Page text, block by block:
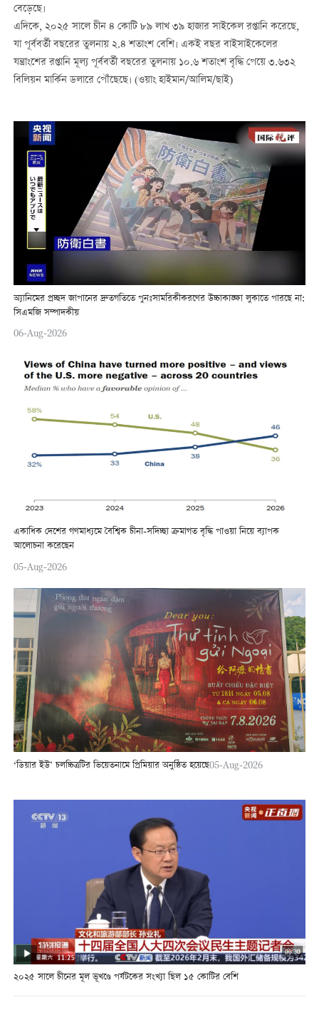
বেড়েছে।
এদিকে, ২০২৫ সালে চীন ৪ কোটি ৮৯ লাখ ৩৯ হাজার সাইকেল রপ্তানি করেছে,
যা পূর্ববর্তী বছরের তুলনায় ২.৪ শতাংশ বেশি। একই বছর বাইসাইকেলের
যন্ত্রাংশের রপ্তানি মূল্য পূর্ববর্তী বছরের তুলনায় ১০.৬ শতাংশ বৃদ্ধি পেয়ে ৩.৬৩২
বিলিয়ন মার্কিন ডলারে পৌঁছেছে। (ওয়াং হাইমান/আলিম/ছাই)
অ্যানিমের প্রচ্ছদ জাপানের দ্রুতগতিতে পুনঃসামরিকীকরণের উচ্চাকাঙ্ক্ষা লুকাতে পারছে না:
সিএমজি সম্পাদকীয়
06-Aug-2026
একাধিক দেশের গণমাধ্যমে বৈশ্বিক চীনা-সদিচ্ছা ক্রমাগত বৃদ্ধি পাওয়া নিয়ে ব্যাপক
আলোচনা করেছেন
05-Aug-2026
‘ডিয়ার ইউ’ চলচ্চিত্রটির ভিয়েতনামে প্রিমিয়ার অনুষ্ঠিত হয়েছে05-Aug-2026
২০২৫ সালে চীনের মূল ভূখণ্ডে পর্যটকের সংখ্যা ছিল ১৫ কোটির বেশি